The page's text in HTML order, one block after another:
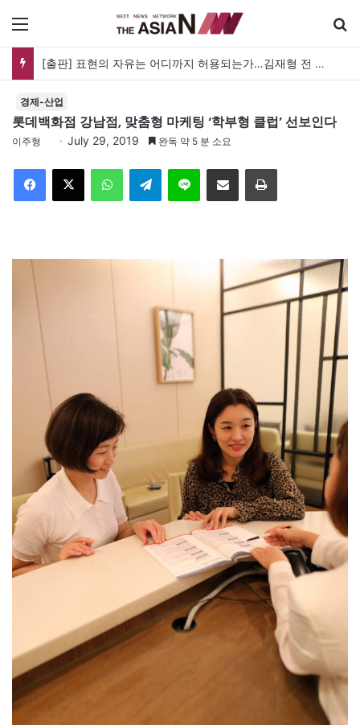
[출판] 표현의 자유는 어디까지 허용되는가…김재형 전 대법관 ‘언론과 인격권’
경제-산업
롯데백화점 강남점, 맞춤형 마케팅 ‘학부형 클럽’ 선보인다
이주형 July 29, 2019 완독 약 5 분 소요
Telegram 이메일